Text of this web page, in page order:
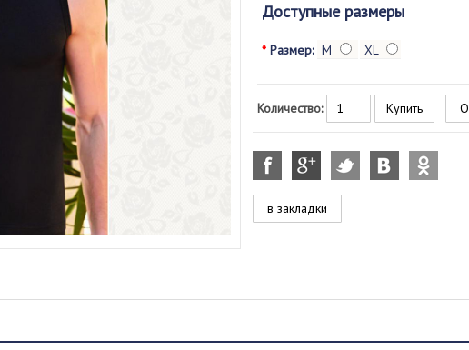
Доступные размеры
* Размер: M XL
Количество:
в закладки